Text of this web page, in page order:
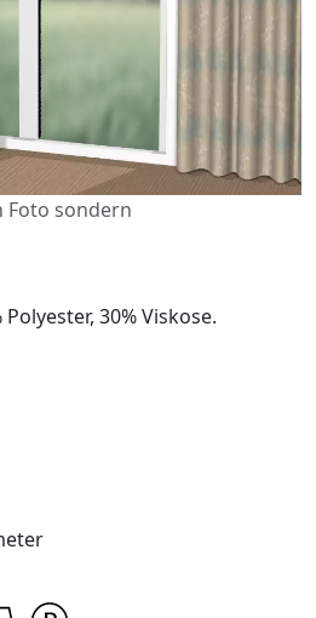
Foto sondern
30% Viskose.